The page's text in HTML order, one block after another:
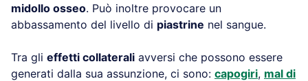
midollo osseo. Può inoltre provocare un
abbassamento del livello di piastrine nel sangue.
Tra gli effetti collaterali avversi che possono essere
generati dalla sua assunzione, ci sono: capogiri, mal di